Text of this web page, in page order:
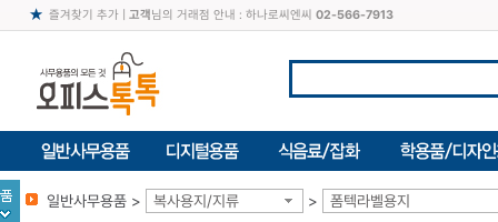
즐겨찾기 추가| 고객님의 거래점 안내 : 하나로씨엔씨 02-566-7913
일반사무용품 > 복사용지/지류 > 폼텍라벨용지